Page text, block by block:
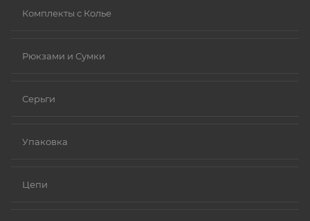
Комплекты с Колье
Рюкзами и Сумки
Серьги
Упаковка
Цепи